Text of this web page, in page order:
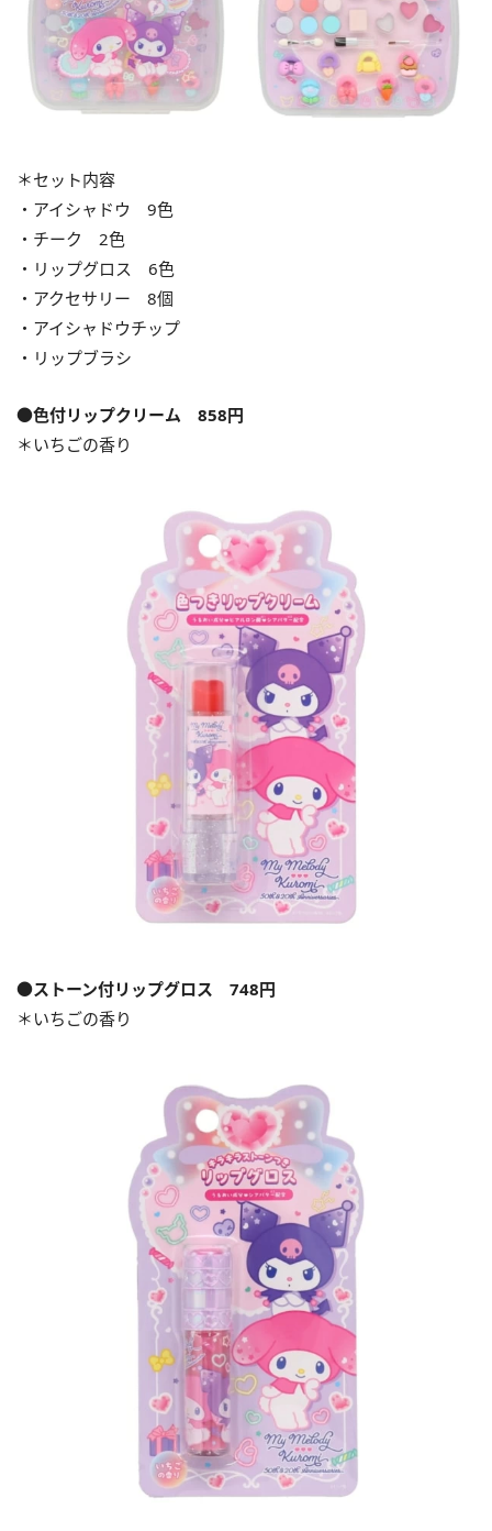
＊セット内容
・アイシャドウ 9色
・チーク 2色
・リップグロス 6色
・アクセサリー 8個
・アイシャドウチップ
・リップブラシ
●色付リップクリーム 858円
＊いちごの香り
●ストーン付リップグロス 748円
＊いちごの香り